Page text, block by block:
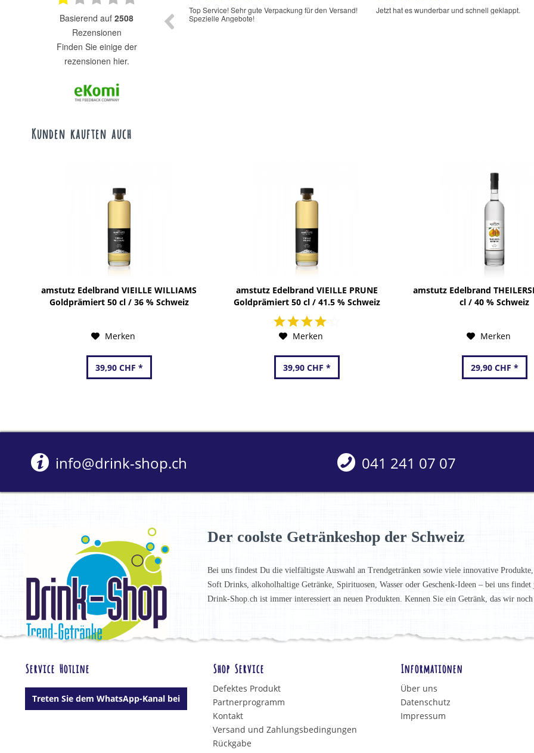
basierend auf 2508
Rezensionen
finden Sie einige der
rezensionen hier.
Sehr schnelle lieferung
Sehr guter Schopp. Schon das 2 mal bestellt.
Kunden kauften auch
amstutz Edelbrand VIEILLE WILLIAMS
Goldprämiert 50 cl / 36 % Schweiz
Merken
39,90 CHF *
amstutz Edelbrand VIEILLE PRUNE
Goldprämiert 50 cl / 41.5 % Schweiz
Merken
39,90 CHF *
amstutz Edelbrand
cl / 40 % Schweiz
Merken
29,90 CHF *
info@drink-shop.ch 041 241 07 07
Der coolste Getränkeshop der Schweiz
Bei uns findest Du die vielfältigste Auswahl an Trendgetränken sowie viele innovative
Soft Drinks, alkoholhaltige Getränke, Spirituosen, Wasser oder Geschenk-Ideen – bei uns findet
Drink-Shop.ch ist immer interessiert an neuen Produkten. Kennen Sie ein Getränk, das wir
Service Hotline
Treten Sie dem WhatsApp-Kanal bei
Shop Service
Defektes Produkt
Partnerprogramm
Kontakt
Versand und Zahlungsbedingungen
Rückgabe
Informationen
Über uns
Datenschutz
Impressum